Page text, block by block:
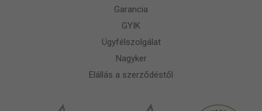
Garancia
GYIK
Ügyfélszolgálat
Nagyker
Elállás a szerződéstől